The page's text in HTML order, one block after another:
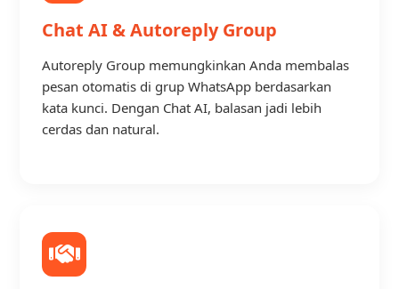
Chat AI & Autoreply Group
Autoreply Group memungkinkan Anda membalas
pesan otomatis di grup WhatsApp berdasarkan
kata kunci. Dengan Chat AI, balasan jadi lebih
cerdas dan natural.